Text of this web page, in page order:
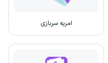
امریه سربازی